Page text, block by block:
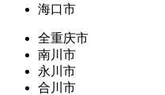
海口市
全重庆市
南川市
永川市
合川市